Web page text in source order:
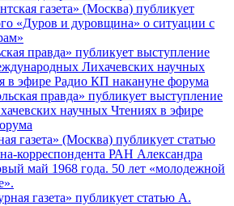
газета» (Москва) публикует
«Дуров и дуровщина» о ситуации с
правда» публикует выступление
научных Чтениях в эфире
газета» публикует статью А.